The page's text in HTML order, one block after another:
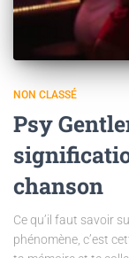
NON CLASSÉ
Psy
chanson
Ce qu’il faut savoir
phénomène, c’est